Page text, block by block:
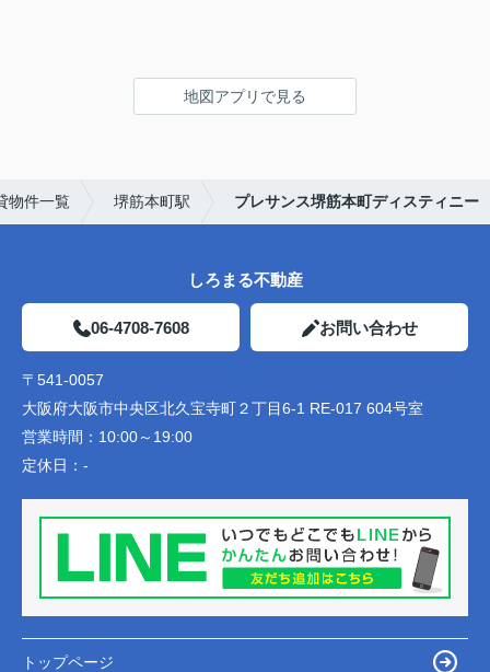
地図アプリで見る
物件一覧 堺筋本町駅 プレサンス堺筋本町ディスティニー
しろまる不動産
06-4708-7608 お問い合わせ
〒541-0057
大阪府大阪市中央区北久宝寺町２丁目6-1 RE-017 604号室
営業時間： 10:00～19:00
定休日： -
トップページ